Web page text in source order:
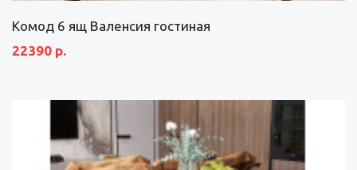
Комод 6 ящ Валенсия гостиная
22390 р.